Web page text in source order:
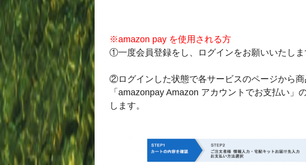
※amazon pay を使用される方
①一度会員登録をし、ログインをお願いいたしま
②ログインした状態で各サービスのページから商
「amazonpay Amazon アカウントでお支払い」
します。